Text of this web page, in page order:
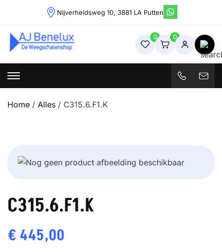
content
Nijverheidsweg 10, 3881 LA Putten
Weegschalenshop | Precisieweegschalen & Industriële
Weegoplossingen
0 0
Home / Alles / C315.6.F1.K
C315.6.F1.K
€ 445,00